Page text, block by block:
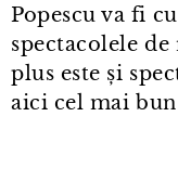
Popescu va fi
spectacolele
plus este și
aici cel mai